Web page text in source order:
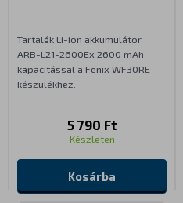
Tartalék Li-ion akkumulátor
ARB-L21-2600Ex 2600 mAh
kapacitással a Fenix WF30RE
készülékhez.
5 790 Ft
Készleten
Kosárba